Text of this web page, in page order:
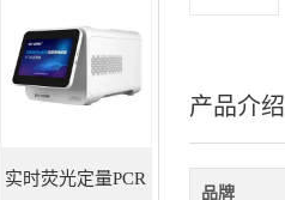
实时荧光定量PCR
产品介绍
品牌